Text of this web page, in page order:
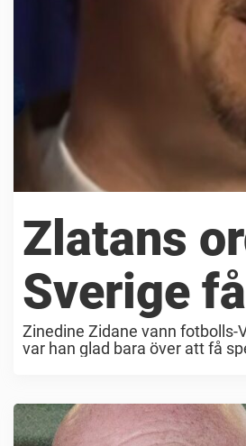
Zlatans
Sverige
Zinedine Zidane vann
var han glad bara över att få